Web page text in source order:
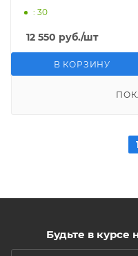
TONY 34522-2DG
: 30
12 550 руб./шт
В КОРЗИНУ
Будьте в курсе